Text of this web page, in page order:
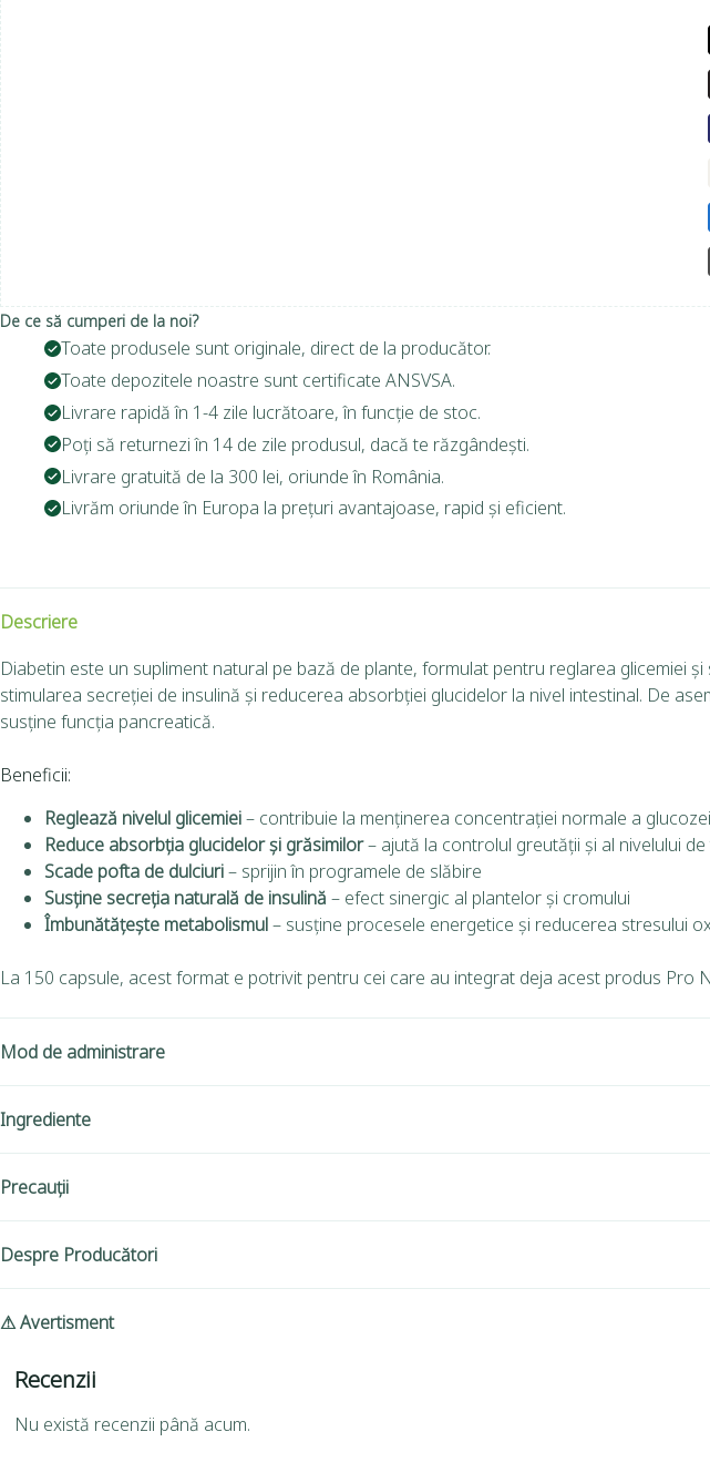
De ce să cumperi de la noi?
Toate produsele sunt originale, direct de la producător.
Toate depozitele noastre sunt certificate ANSVSA.
Livrare rapidă în 1-4 zile lucrătoare, în funcție de stoc.
Poți să returnezi în 14 de zile produsul, dacă te răzgândești.
Livrare gratuită de la 300 lei, oriunde în România.
Livrăm oriunde în Europa la prețuri avantajoase, rapid și eficient.
Descriere
Diabetin este un supliment natural pe bază de plante, formulat pentru reglarea glicemiei
stimularea secreției de insulină și reducerea absorbției glucidelor la nivel intestinal. De
susține funcția pancreatică.
Beneficii:
Reglează nivelul glicemiei– contribuie la menținerea concentrației normale a
Reduce absorbția glucidelor și grăsimilor– ajută la controlul greutății și al nivelului
Scade pofta de dulciuri– sprijin în programele de slăbire
Susține secreția naturală de insulină – efect sinergic al plantelor și cromului
Îmbunătățește metabolismul– susține procesele energetice și reducerea stresului
La 150 capsule, acest format e potrivit pentru cei care au integrat deja acest produs Pro
Mod de administrare
Ingrediente
Precauții
Despre Producători
⚠ Avertisment
Recenzii
Nu există recenzii până acum.